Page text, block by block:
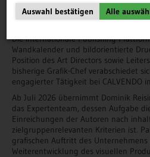
Auswahl bestätigen Alle
Im Zuge des Generationswechsels
Leitung sowie die Weiterentwicklung des
Die internationale Publishing-
Wandkalender und bildorientierte
Position des Art Directors sowie
bisherige Grafik-Chef verabschiedet
engagierter Tätigkeit bei CALVENDO
Ab Juli 2026 übernimmt Dominik
das Expertenteam, dessen Aufgabe
Einreichungen der Autoren nach
zielgruppenrelevanten Kriterien ist.
grafischen Auftritt des
Weiterentwicklung des visuellen